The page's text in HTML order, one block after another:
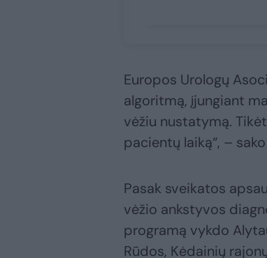
Europos Urologų
algoritmą, įjungiant
vėžiu nustatymą.
pacientų laiką“, –
Pasak sveikatos
vėžio ankstyvos
programą vykdo
Rūdos, Kėdainių